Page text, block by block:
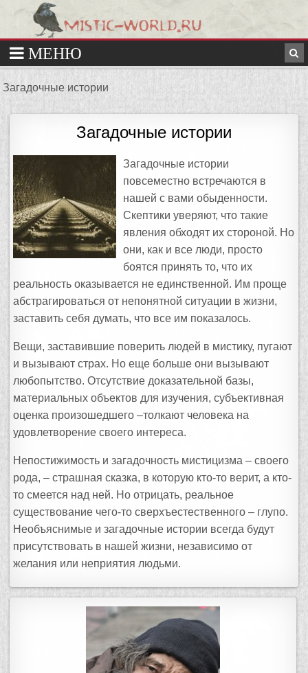
Загадочные истории
Загадочные истории
Загадочные истории
повсеместно встречаются в
нашей с вами обыденности.
Скептики уверяют, что такие
явления обходят их стороной. Но
они, как и все люди, просто
боятся принять то, что их
реальность оказывается не единственной. Им проще
абстрагироваться от непонятной ситуации в жизни,
заставить себя думать, что все им показалось.
Вещи, заставившие поверить людей в мистику, пугают
и вызывают страх. Но еще больше они вызывают
любопытство. Отсутствие доказательной базы,
материальных объектов для изучения, субъективная
оценка произошедшего –толкают человека на
удовлетворение своего интереса.
Непостижимость и загадочность мистицизма – своего
рода, – страшная сказка, в которую кто-то верит, а кто-
то смеется над ней. Но отрицать, реальное
существование чего-то сверхъестественного – глупо.
Необъяснимые и загадочные истории всегда будут
присутствовать в нашей жизни, независимо от
желания или неприятия людьми.